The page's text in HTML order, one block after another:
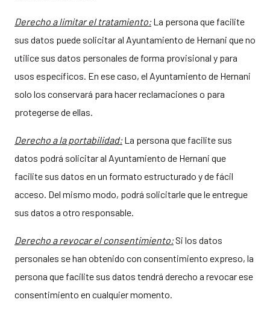
Derecho alimitar el tratamiento:La persona que facilite
sus datos puede solicitar al Ayuntamiento de Hernani que no
utilice sus datos personales de forma provisional y para
usos específicos. En ese caso, el Ayuntamiento de Hernani
solo los conservará para hacer reclamaciones o para
protegerse de ellas.
Derecho a la portabilidad:La persona que facilite sus
datos podrá solicitar al Ayuntamiento de Hernani que
facilite sus datos en un formato estructurado y de fácil
acceso. Del mismo modo, podrá solicitarle que le entregue
sus datos a otro responsable.
Derecho arevocar el consentimiento:Si los datos
personales se han obtenido con consentimiento expreso, la
persona que facilite sus datos tendrá derecho a revocar ese
consentimiento en cualquier momento.